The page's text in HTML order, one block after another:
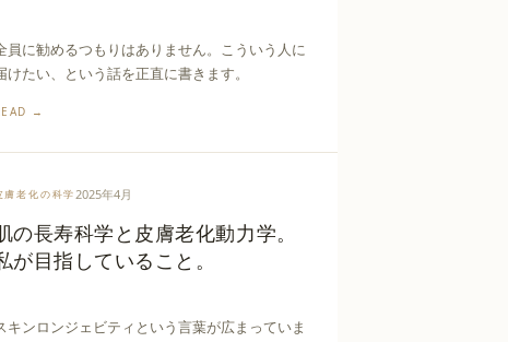
員に勧めるつもりはありません。こういう人に
けたい、という話を正直に書きます。
→
膚老化の科学2025年4月
の長寿科学と皮膚老化動力学。
が目指していること。
キンロンジェビティという言葉が広まっていま